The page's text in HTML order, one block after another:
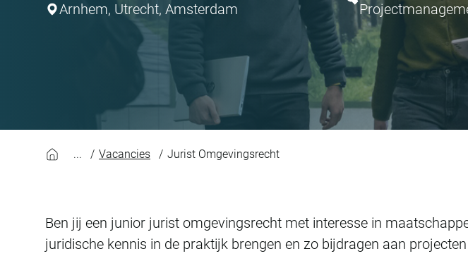
Arnhem, Utrecht, Amsterdam
Vacancies Jurist Omgevingsrecht
Ben jij een junior jurist omgevingsrecht met interesse in
juridische kennis in de praktijk brengen en zo bijdragen aan